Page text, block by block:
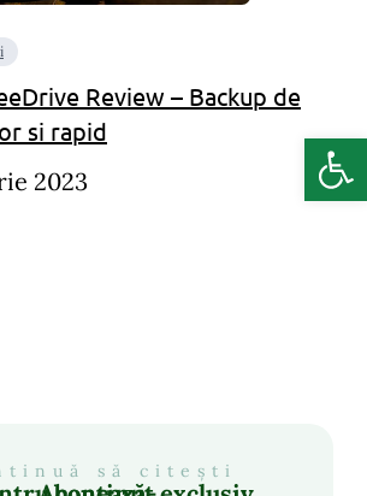
Review – Backup de
si rapid
2023
să citești